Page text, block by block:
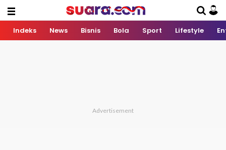
Indeks News Bisnis Bola Sport Lifestyle